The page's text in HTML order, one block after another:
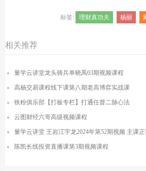
标签: 理财真功夫 杨丽
相关推荐
量学云讲堂龙头骑兵单晓禹03期视频课程
高杨交易课程线下课第八期老高博弈实战课
铁粉俱乐部【打板专栏】打通任督二脉心法
云图财经六哥高级视频课程
量学云讲堂 王岩江宇龙2024年第52期视频 主课
陈凯长线投资直播课第3期视频课程